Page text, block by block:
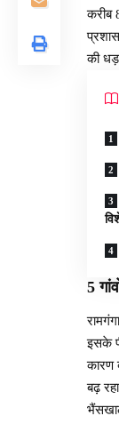
करीब
की
5
इसके
कारण
बढ़